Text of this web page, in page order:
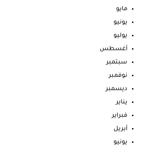
مايو
يونيو
يوليو
أغسطس
سبتمبر
نوفمبر
ديسمبر
يناير
فبراير
أبريل
يونيو